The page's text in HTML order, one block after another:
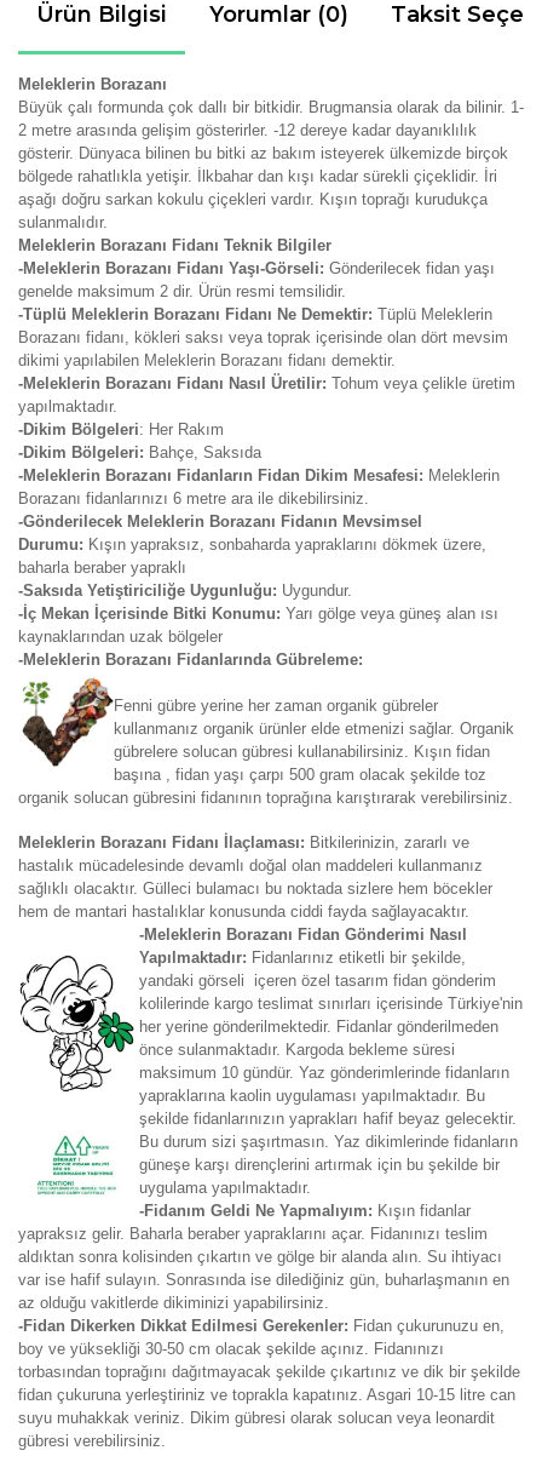
Ürün Bilgisi Yorumlar (0) Taksit
Meleklerin Borazanı
Büyük çalı formunda çok dallı bir bitkidir. Brugmansia olarak da bilinir. 1-
2 metre arasında gelişim gösterirler. -12 dereye kadar dayanıklılık
gösterir. Dünyaca bilinen bu bitki az bakım isteyerek ülkemizde birçok
bölgede rahatlıkla yetişir. İlkbahar dan kışı kadar sürekli çiçeklidir. İri
aşağı doğru sarkan kokulu çiçekleri vardır. Kışın toprağı kurudukça
sulanmalıdır.
Meleklerin Borazanı Fidanı Teknik Bilgiler
-Meleklerin Borazanı Fidanı Yaşı-Görseli: Gönderilecek fidan yaşı
genelde maksimum 2 dir. Ürün resmi temsilidir.
-Tüplü Meleklerin Borazanı Fidanı Ne Demektir: Tüplü Meleklerin
Borazanı fidanı, kökleri saksı veya toprak içerisinde olan dört mevsim
dikimi yapılabilen Meleklerin Borazanı fidanı demektir.
-Meleklerin Borazanı Fidanı Nasıl Üretilir: Tohum veya çelikle üretim
yapılmaktadır.
-Dikim Bölgeleri: Her Rakım
-Dikim Bölgeleri: Bahçe, Saksıda
-Meleklerin Borazanı Fidanların Fidan Dikim Mesafesi: Meleklerin
Borazanı fidanlarınızı 6 metre ara ile dikebilirsiniz.
-Gönderilecek Meleklerin Borazanı Fidanın Mevsimsel
Durumu: Kışın yapraksız, sonbaharda yapraklarını dökmek üzere,
baharla beraber yapraklı
-Saksıda Yetiştiriciliğe Uygunluğu: Uygundur.
-İç Mekan İçerisinde Bitki Konumu: Yarı gölge veya güneş alan ısı
kaynaklarından uzak bölgeler
-Meleklerin Borazanı Fidanlarında Gübreleme:
Fenni gübre yerine her zaman organik gübreler
kullanmanız organik ürünler elde etmenizi sağlar. Organik
gübrelere solucan gübresi kullanabilirsiniz. Kışın fidan
başına , fidan yaşı çarpı 500 gram olacak şekilde toz
organik solucan gübresini fidanının toprağına karıştırarak verebilirsiniz.
Meleklerin Borazanı Fidanı İlaçlaması: Bitkilerinizin, zararlı ve
hastalık mücadelesinde devamlı doğal olan maddeleri kullanmanız
sağlıklı olacaktır. Gülleci bulamacı bu noktada sizlere hem böcekler
hem de mantari hastalıklar konusunda ciddi fayda sağlayacaktır.
-Meleklerin Borazanı Fidan Gönderimi Nasıl
Yapılmaktadır: Fidanlarınız etiketli bir şekilde,
yandaki görseli içeren özel tasarım fidan gönderim
kolilerinde kargo teslimat sınırları içerisinde Türkiye'nin
her yerine gönderilmektedir. Fidanlar gönderilmeden
önce sulanmaktadır. Kargoda bekleme süresi
maksimum 10 gündür. Yaz gönderimlerinde fidanların
yapraklarına kaolin uygulaması yapılmaktadır. Bu
şekilde fidanlarınızın yaprakları hafif beyaz gelecektir.
Bu durum sizi şaşırtmasın. Yaz dikimlerinde fidanların
güneşe karşı dirençlerini artırmak için bu şekilde bir
uygulama yapılmaktadır.
-Fidanım Geldi Ne Yapmalıyım: Kışın fidanlar
yapraksız gelir. Baharla beraber yapraklarını açar. Fidanınızı teslim
aldıktan sonra kolisinden çıkartın ve gölge bir alanda alın. Su ihtiyacı
var ise hafif sulayın. Sonrasında ise dilediğiniz gün, buharlaşmanın en
az olduğu vakitlerde dikiminizi yapabilirsiniz.
-Fidan Dikerken Dikkat Edilmesi Gerekenler: Fidan çukurunuzu en,
boy ve yüksekliği 30-50 cm olacak şekilde açınız. Fidanınızı
torbasından toprağını dağıtmayacak şekilde çıkartınız ve dik bir şekilde
fidan çukuruna yerleştiriniz ve toprakla kapatınız. Asgari 10-15 litre can
suyu muhakkak veriniz. Dikim gübresi olarak solucan veya leonardit
gübresi verebilirsiniz.